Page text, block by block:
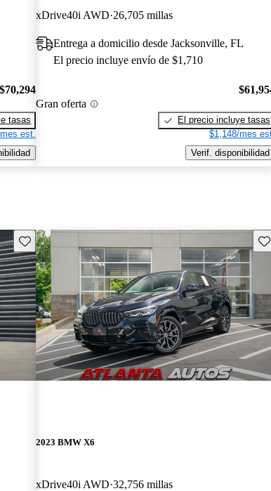
$70,294
tasas
est.
xDrive40i AWD 26,705 millas
Entrega a domicilio desde Jacksonville, FL
El precio incluye envío de $1,710
Gran oferta
El precio incluye tasas
$1,148/mes
Verif. disponibilidad
Guarda este Aviso
2023 BMW X6
xDrive40i AWD 32,756 millas